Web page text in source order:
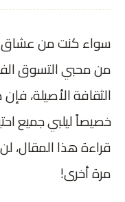
سواء كنت من عشاق
من محبي التسوق
الثقافة الأصيلة،
خصيصاً ليلبي جميع
قراءة هذا المقال،
مرة أخرى!